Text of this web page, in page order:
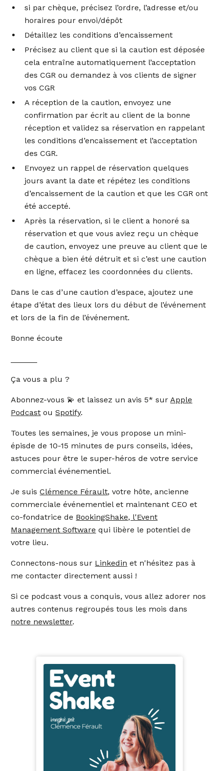
si par chèque, précisez l’ordre, l’adresse et/ou
horaires pour envoi/dépôt
Détaillez les conditions d’encaissement
Précisez au client que si la caution est déposée
cela entraîne automatiquement l’acceptation
des CGR ou demandez à vos clients de signer
vos CGR
A réception de la caution, envoyez une
confirmation par écrit au client de la bonne
réception et validez sa réservation en rappelant
les conditions d’encaissement et l’acceptation
des CGR.
Envoyez un rappel de réservation quelques
jours avant la date et répétez les conditions
d’encaissement de la caution et que les CGR ont
été accepté.
Après la réservation, si le client a honoré sa
réservation et que vous aviez reçu un chèque
de caution, envoyez une preuve au client que le
chèque a bien été détruit et si c’est une caution
en ligne, effacez les coordonnées du clients.
Dans le cas d’une caution d’espace, ajoutez une
étape d’état des lieux lors du début de l’événement
et lors de la fin de l’événement.
Bonne écoute
Ça vous a plu ?
Abonnez-vous 💫 et laissez un avis 5* surApple
Podcast ouSpotify.
Toutes les semaines, je vous propose un mini-
épisde de 10-15 minutes de purs conseils, idées,
astuces pour être le super-héros de votre service
commercial événementiel.
Je suisClémence Férault, votre hôte, ancienne
commerciale événementiel et maintenant CEO et
co-fondatrice de BookingShake, l'Event
Management Software qui libère le potentiel de
votre lieu.
Connectons-nous sur Linkedin et n'hésitez pas à
me contacter directement aussi !
Si ce podcast vous a conquis, vous allez adorer nos
autres contenus regroupés tous les mois dans
notre newsletter.